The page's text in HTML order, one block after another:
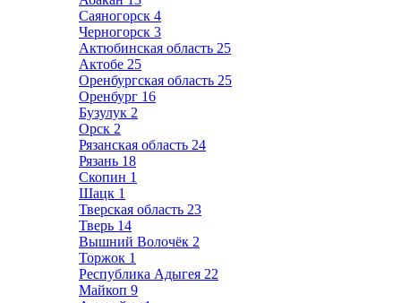
Саяногорск 4
Черногорск 3
Актюбинская область 25
Актобе 25
Оренбургская область 25
Оренбург 16
Бузулук 2
Орск 2
Рязанская область 24
Рязань 18
Скопин 1
Шацк 1
Тверская область 23
Тверь 14
Вышний Волочёк 2
Торжок 1
Республика Адыгея 22
Майкоп 9